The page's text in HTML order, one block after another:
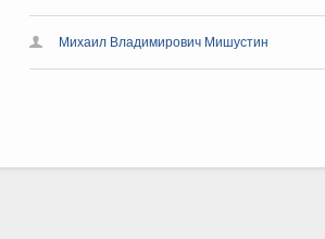
Михаил Владимирович Мишустин